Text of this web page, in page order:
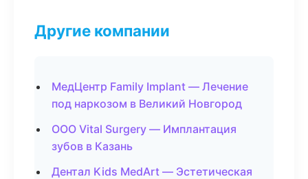
Другие компании
МедЦентр Family Implant — Лечение
под наркозом в Великий Новгород
ООО Vital Surgery — Имплантация
зубов в Казань
Дентал Kids MedArt — Эстетическая